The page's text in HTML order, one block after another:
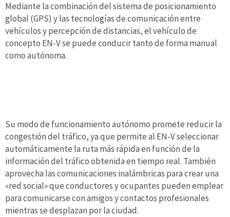
Mediante la combinación del sistema de posicionamiento
global (GPS) y las tecnologías de comunicación entre
vehículos y percepción de distancias, el vehículo de
concepto EN-V se puede conducir tanto de forma manual
como autónoma.
Su modo de funcionamiento autónomo promete reducir la
congestión del tráfico, ya que permite al EN-V seleccionar
automáticamente la ruta más rápida en función de la
información del tráfico obtenida en tiempo real. También
aprovecha las comunicaciones inalámbricas para crear una
«red social» que conductores y ocupantes pueden emplear
para comunicarse con amigos y contactos profesionales
mientras se desplazan por la ciudad.